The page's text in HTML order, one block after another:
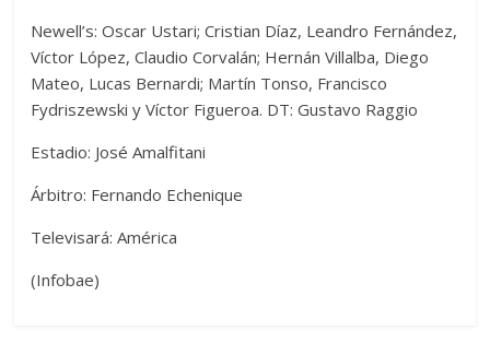
Newell’s: Oscar Ustari; Cristian Díaz, Leandro Fernández,
Víctor López, Claudio Corvalán; Hernán Villalba, Diego
Mateo, Lucas Bernardi; Martín Tonso, Francisco
Fydriszewski y Víctor Figueroa. DT: Gustavo Raggio
Estadio: José Amalfitani
Árbitro: Fernando Echenique
Televisará: América
(Infobae)